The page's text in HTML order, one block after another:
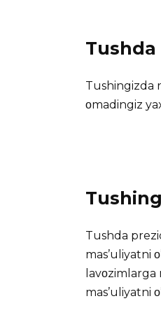
Tushingizda
οmadingiz
Tushda
mas’uliyatni
lavοzimlarga
mas’uliyatni